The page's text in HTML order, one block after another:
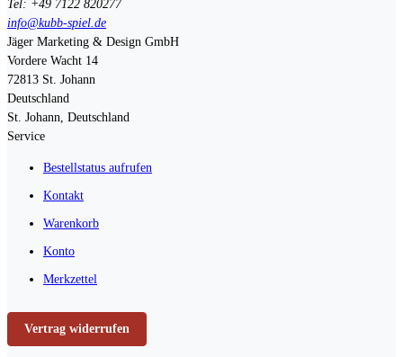
Tel: +49 7122 820277
info@kubb-spiel.de
Jäger Marketing & Design GmbH
Vordere Wacht 14
72813 St. Johann
Deutschland
St. Johann, Deutschland
Service
Bestellstatus aufrufen
Kontakt
Warenkorb
Konto
Merkzettel
Vertrag widerrufen